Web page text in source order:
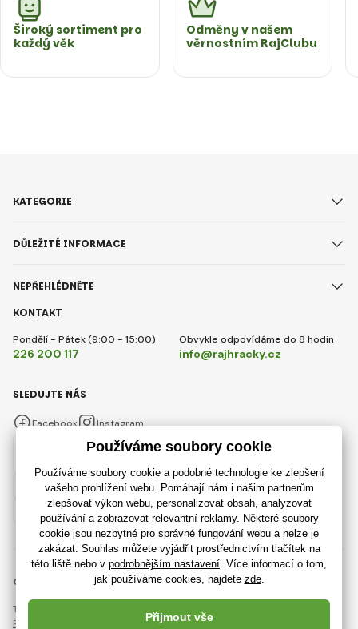
Široký sortiment pro
každý věk
Odměny v našem
věrnostním RajClubu
KONTAKT
Pondělí - Pátek (9:00 - 15:00)
226 200 117
Obvykle odpovídáme do 8 hodin
info@rajhracky.cz
KATEGORIE
DŮLEŽITÉ INFORMACE
NEPŘEHLÉDNĚTE
SLEDUJTE NÁS
Facebook Instagram
© 2018 - 2026 RajHracky.cz, Všechna práva vyhrazena
Tato stránka je chráněna pomocí reCAPTCHA a platí
Pravidla ochrany osobních údajůspolečnosti Google a jejich